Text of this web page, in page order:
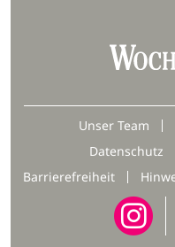
Unser Team
Datenschutz
Barrierefreiheit